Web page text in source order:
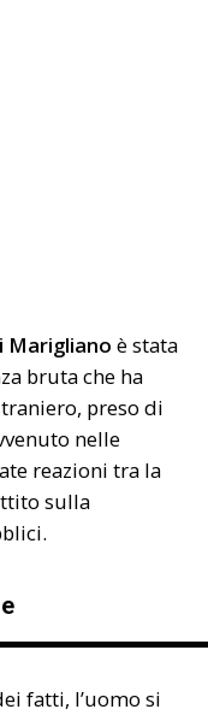
Marigliano è stata
bruta che ha
preso di
nelle
reazioni tra la
sulla
fatti, l’uomo si